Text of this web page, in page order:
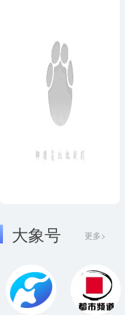
大象号 更多>